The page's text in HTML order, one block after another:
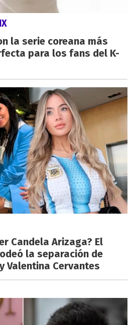
la serie coreana más
para los fans del K-
Candela Arizaga? El
la separación de
Valentina Cervantes